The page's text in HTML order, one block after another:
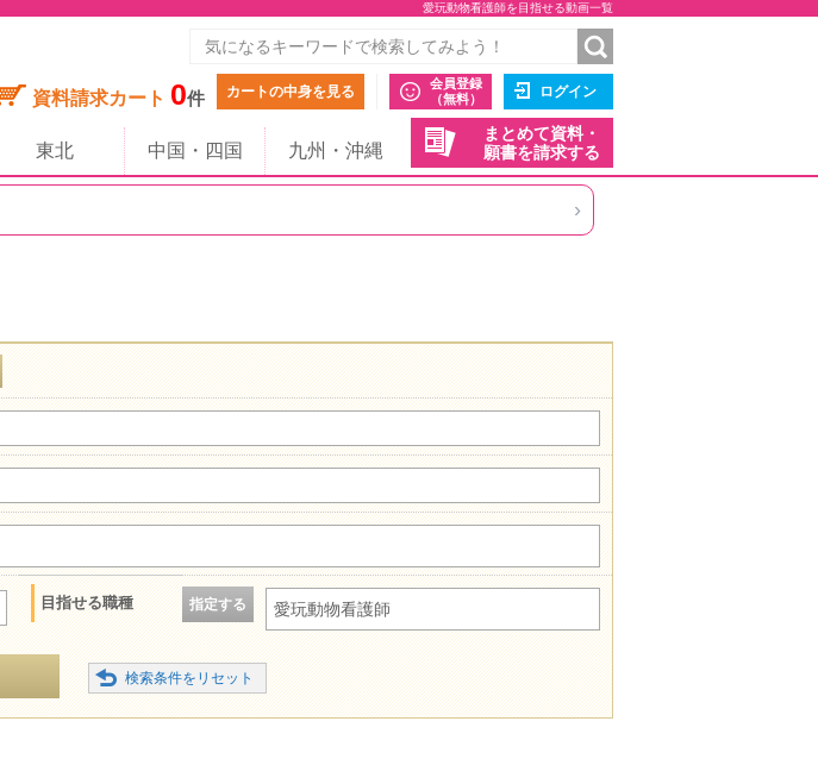
愛玩動物看護師を目指せる動画一覧
資料請求カート 0件 カートの中身を見る
会員登録
（無料）
ログイン
まとめて資料・
願書を請求する
東北 中国・四国 九州・沖縄
›
目指せる職種 指定する 愛玩動物看護師